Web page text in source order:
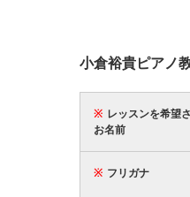
小倉裕貴ピアノ
※ レッスンを希望
お名前
※ フリガナ